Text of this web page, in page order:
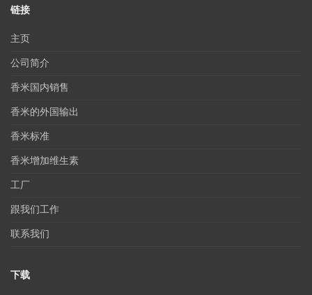
链接
主页
公司简介
香米国内销售
香米的外国输出
香米标准
香米增加维生素
工厂
跟我们工作
联系我们
下载